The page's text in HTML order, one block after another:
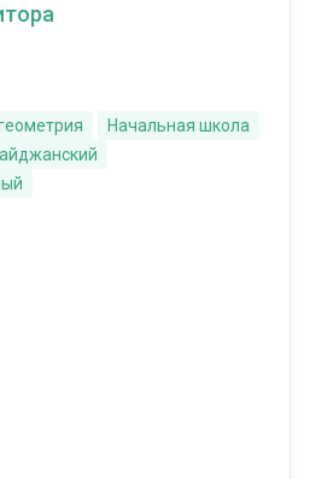
Начальная школа